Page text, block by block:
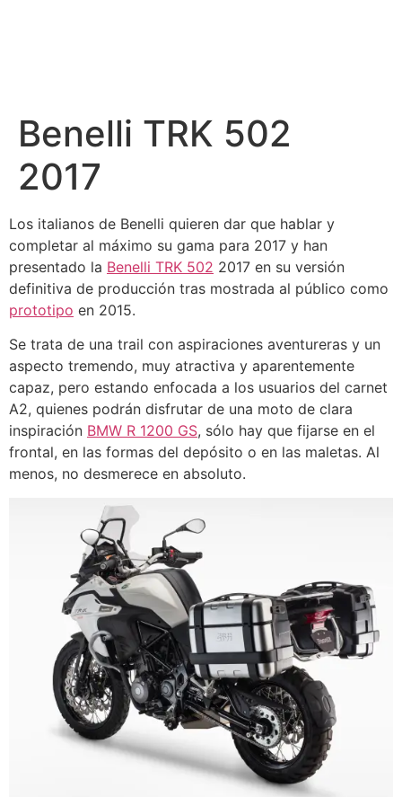
Benelli TRK 502
2017
Los italianos de Benelli quieren dar que hablar y
completar al máximo su gama para 2017 y han
presentado la Benelli TRK 502 2017 en su versión
definitiva de producción tras mostrada al público como
prototipo en 2015.
Se trata de una trail con aspiraciones aventureras y un
aspecto tremendo, muy atractiva y aparentemente
capaz, pero estando enfocada a los usuarios del carnet
A2, quienes podrán disfrutar de una moto de clara
inspiración BMW R 1200 GS, sólo hay que fijarse en el
frontal, en las formas del depósito o en las maletas. Al
menos, no desmerece en absoluto.